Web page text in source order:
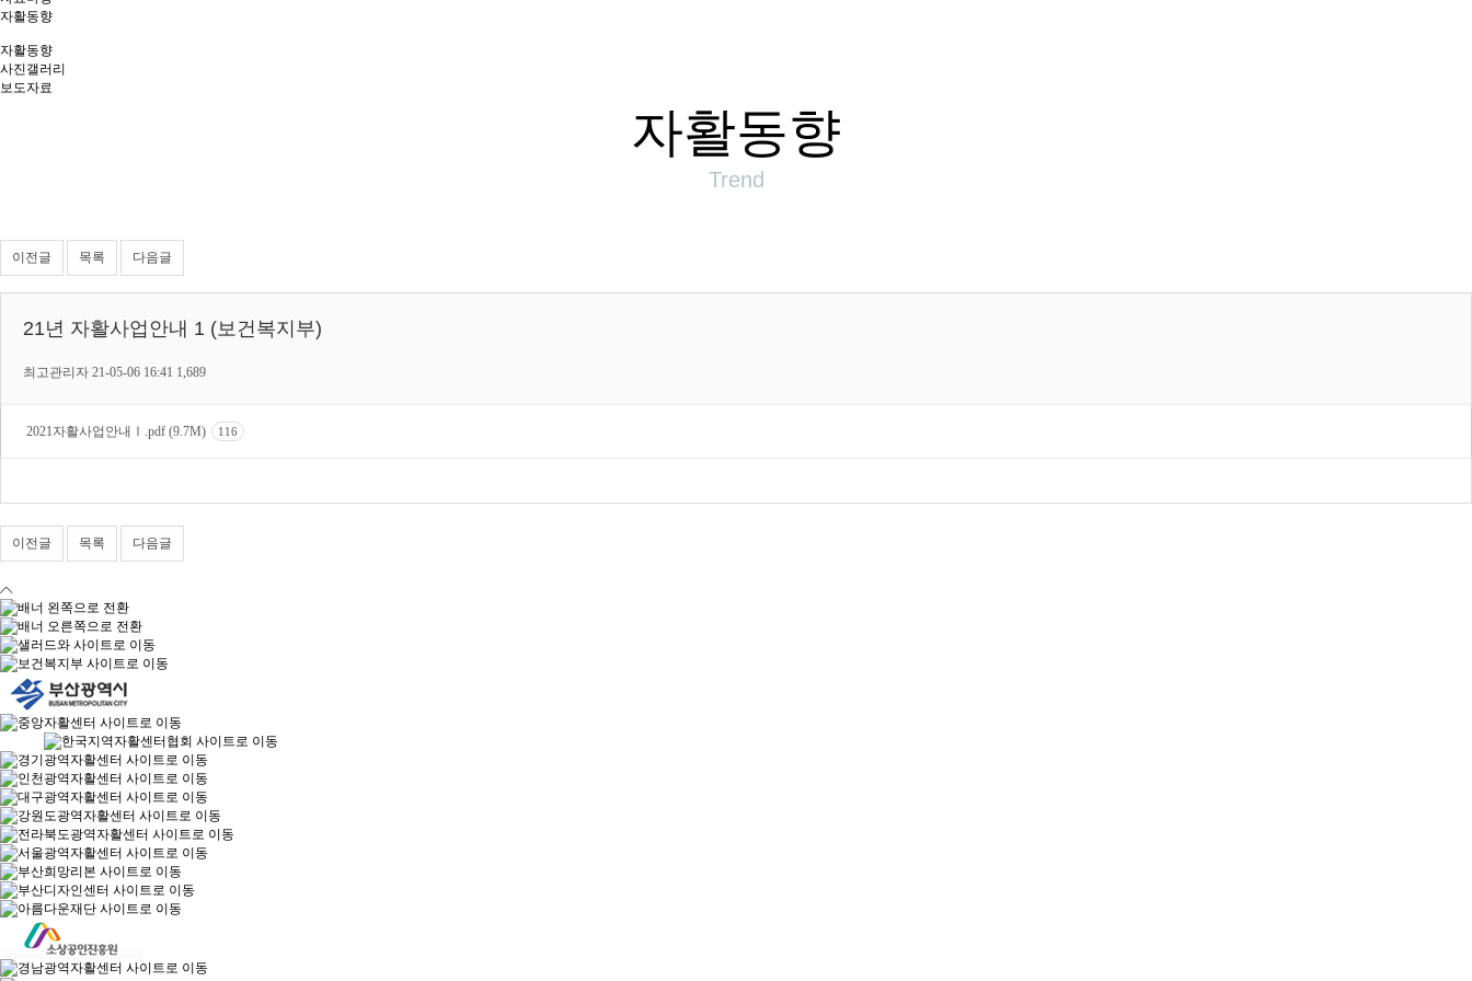
자활동향
자활동향
사진갤러리
보도자료
자활동향
Trend
이전글 목록 다음글
21년 자활사업안내 1 (보건복지부)
최고관리자 21-05-06 16:41 1,689
2021자활사업안내Ⅰ.pdf (9.7M) 116
이전글 목록 다음글